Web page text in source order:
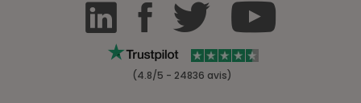
(4.8/5 - 24836 avis)